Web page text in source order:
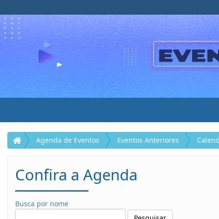
Agenda de Eventos Eventos Anteriores
Confira a Agenda
Busca por nome